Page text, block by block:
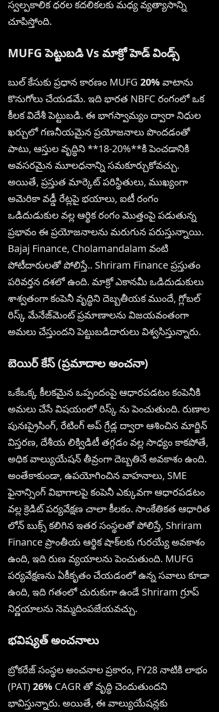
స్వల్పకాలిక ధరల కదలికలకు మధ్య వ్యత్యాసాన్ని
చూపిస్తోంది.
MUFG పెట్టుబడి Vs మాక్రో హెడ్ విండ్స్
బుల్ కేసుకు ప్రధాన కారణం MUFG 20%వాటాను
కొనుగోలు చేయడమే. ఇది భారత NBFC రంగంలో ఒక
కీలక విదేశీ పెట్టుబడి. ఈ భాగస్వామ్యం ద్వారా నిధుల
ఖర్చులో గణనీయమైన ప్రయోజనాలు పొందడంతో
పాటు, ఆస్తుల వృద్ధిని **18-20%**కి పెంచడానికి
అవసరమైన మూలధనాన్ని సమకూర్చుకోవచ్చు.
అయితే, ప్రస్తుత మార్కెట్ పరిస్థితులు, ముఖ్యంగా
అమెరికా వడ్డీ రేట్లపై భయాలు, ఐటీ రంగం
ఒడిదుడుకుల వల్ల ఆర్థిక రంగం మొత్తంపై పడుతున్న
ప్రభావం ఈ ప్రయోజనాలను మరుగున పరుస్తున్నాయి.
Bajaj Finance, Cholamandalam వంటి
పోటీదారులతో పోలిస్తే.. Shriram Finance ప్రస్తుతం
పరివర్తన దశలో ఉంది. మాక్రో ఎకానమీ ఒడిదుడుకులు
శాశ్వతంగా కంపెనీ వృద్ధిని దెబ్బతీయక ముందే, గ్లోబల్
రిస్క్ మేనేజ్‌మెంట్ ప్రమాణాలను విజయవంతంగా
అమలు చేస్తుందని పెట్టుబడిదారులు విశ్వసిస్తున్నారు.
బెయిర్ కేస్ (ప్రమాదాల అంచనా)
ఒకేఒక్క కీలకమైన ఒప్పందంపై ఆధారపడటం కంపెనీకి
అమలు చేసే విషయంలో రిస్క్ ను పెంచుతుంది. రుణాల
పునఃప్రైసింగ్, రేటింగ్ అప్ గ్రేడ్ల ద్వారా ఆశించిన మార్జిన్
విస్తరణ, దేశీయ లిక్విడిటీ తగ్గడం వల్ల సాధ్యం కాకపోతే,
అధిక వాల్యుయేషన్ తీవ్రంగా దెబ్బతినే అవకాశం ఉంది.
అంతేకాకుండా, ఉపయోగించిన వాహనాలు, SME
ఫైనాన్సింగ్ విభాగాలపై కంపెనీ ఎక్కువగా ఆధారపడటం
వల్ల క్రెడిట్ పర్యవేక్షణ చాలా కీలకం. సాంకేతికత ఆధారిత
లోన్ బుక్స్ కలిగిన ఇతర సంస్థలతో పోలిస్తే, Shriram
Finance ప్రాంతీయ ఆర్థిక షాక్‌లకు గురయ్యే అవకాశం
ఉంది, ఇది రుణ వ్యయాలను పెంచుతుంది. MUFG
పర్యవేక్షణను ఏకీకృతం చేయడంలో ఉన్న సవాలు కూడా
ఉంది, ఇది గతంలో చురుకుగా ఉండే Shriram గ్రూప్
నిర్ణయాలను నెమ్మదింపజేయవచ్చు.
భవిష్యత్ అంచనాలు
బ్రోకరేజ్ సంస్థల అంచనాల ప్రకారం, FY28 నాటికి లాభం
(PAT)26% CAGR తో వృద్ధి చెందుతుందని
భావిస్తున్నారు. అయితే, ఈ వాల్యుయేషన్లకు